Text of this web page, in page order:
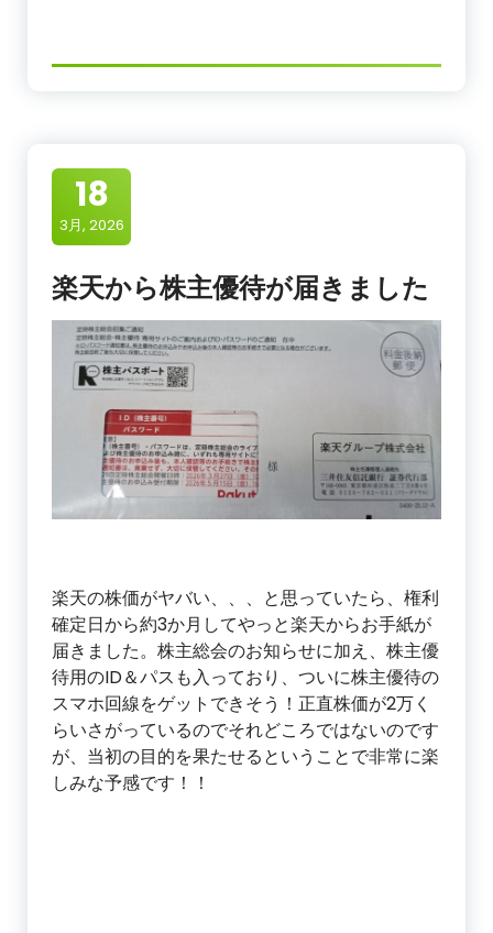
18
3月, 2026
楽天から株主優待が届きました
楽天の株価がヤバい、、、と思っていたら、権利
確定日から約3か月してやっと楽天からお手紙が
届きました。株主総会のお知らせに加え、株主優
待用のID＆パスも入っており、ついに株主優待の
スマホ回線をゲットできそう！正直株価が2万く
らいさがっているのでそれどころではないのです
が、当初の目的を果たせるということで非常に楽
しみな予感です！！